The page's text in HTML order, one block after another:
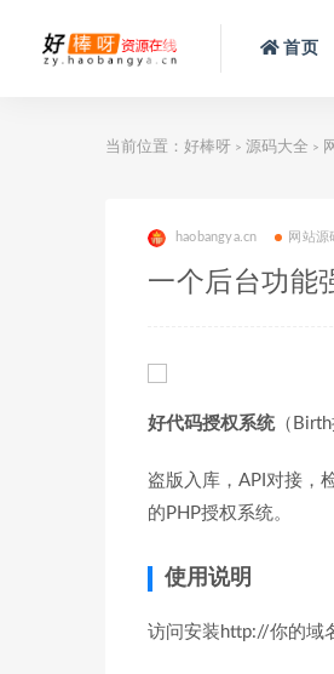
首页
当前位置： 好棒呀 > 源码大全 >
haobangya.cn 网站源
一个后台功能
好代码授权系统（Birth
盗版入库，API对接，
的PHP授权系统。
使用说明
访问安装http://你的域